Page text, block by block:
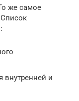
же самое
внутренней и